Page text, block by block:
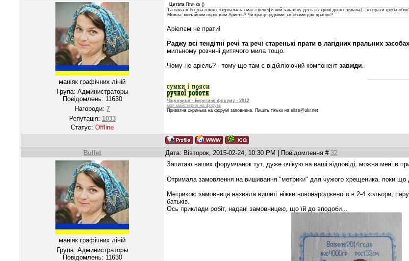
маніяк графічних ліній
Група: Администраторы
Повідомлень: 11630
Нагороди:7
Репутація: 1033
Статус:Offline
Цитата Птичка ()
Та вона ж бо зна в кого зберігалась і має спецефічний запах(ну десь в скрині довго лежала)...то прати треба
Можна звичайним порошком Ариель? Чи краще рідкими засобами для прання?
Аріелєм не прати!
Раджу всі тендітні речі та речі старенькі прати в лагідних пральних засобах
мильному розчині дитячого мила тощо.
Чому не аріель? - тому що там є відбілюючий компонентзавжди
Чарівниця - Берегиня форуму - 2012
моя майстерня на форумі
Приватна скринька на форумі заповнена. Пишіть тільки на elisa@ukr.net
Bullet Дата: Вівторок, 2015-02-24, 10:30 PM | Повідомлення # 32
маніяк графічних ліній
Група: Администраторы
Повідомлень: 11630
Запитаю наших форумчанок тут, дуже очікую на ваші відповіді, можна мені в
Отримала замовлення на вишивання "метрики" для чужого хрещеника, поки що
Метрикою замовниця назвала вишиті ніжки новонародженого в 2-4 кольори,
батьків.
Ось приклади робіт, надані замовницею, що їй до вподоби...